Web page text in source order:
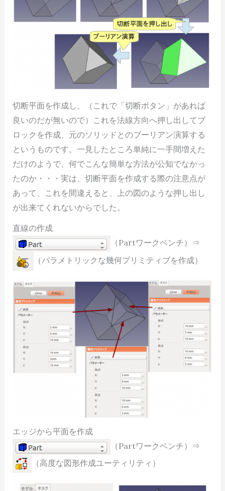
切断平面を作成し、（これで「切断ボタン」があれば
良いのだが無いので）これを法線方向へ押し出してブ
ロックを作成、元のソリッドとのブーリアン演算する
というものです。一見したところ単純に一手間増えた
だけのようで、何でこんな簡単な方法が公知でなかっ
たのか・・・実は、切断平面を作成する際の注意点が
あって、これを間違えると、上の図のような押し出し
が出来てくれないからでした。
直線の作成
（Partワークベンチ）⇒
（パラメトリックな幾何プリミティブを作成）
エッジから平面を作成
（Partワークベンチ）⇒
（高度な図形作成ユーティリティ）